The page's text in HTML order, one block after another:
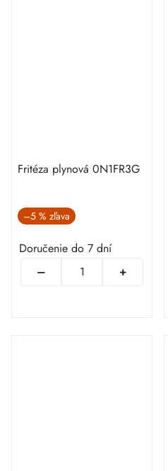
Fritéza plynová 0N1FR3G
–5 %
Doručenie do 7 dní